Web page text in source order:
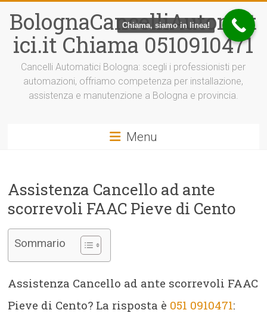
contenuto
BolognaCancelliAutomat
ici.it Chiama 0510910471
Cancelli Automatici Bologna: scegli i professionisti per
automazioni, offriamo competenza per installazione,
assistenza e manutenzione a Bologna e provincia.
Menu
Assistenza Cancello ad ante
scorrevoli FAAC Pieve di Cento
Sommario
Assistenza Cancello ad ante scorrevoli FAAC
Pieve di Cento? La risposta è 051 0910471:
Chiama, siamo in linea!